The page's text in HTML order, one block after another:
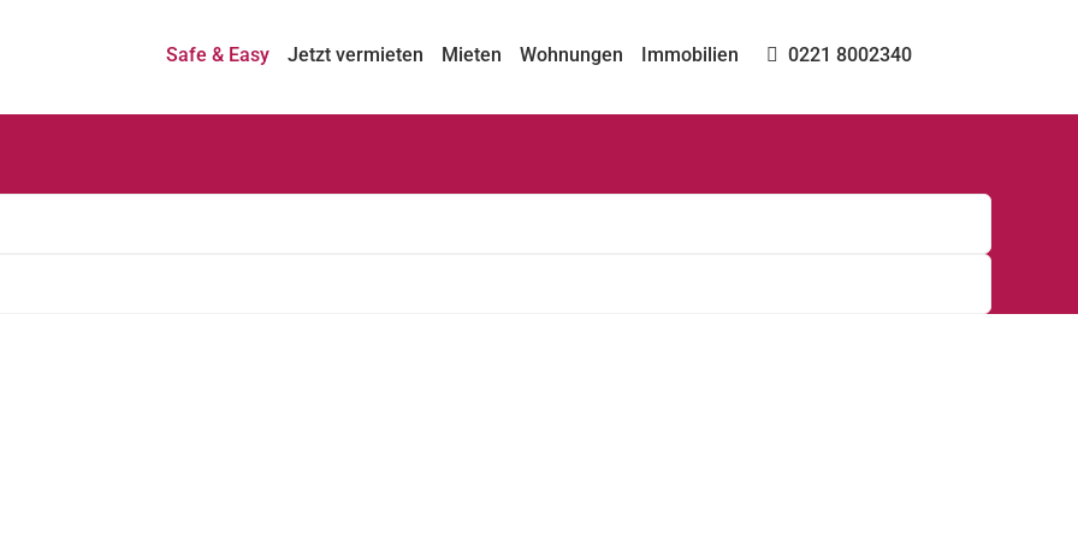
Safe & Easy Jetzt vermieten Mieten Wohnungen Immobilien 0221 8002340